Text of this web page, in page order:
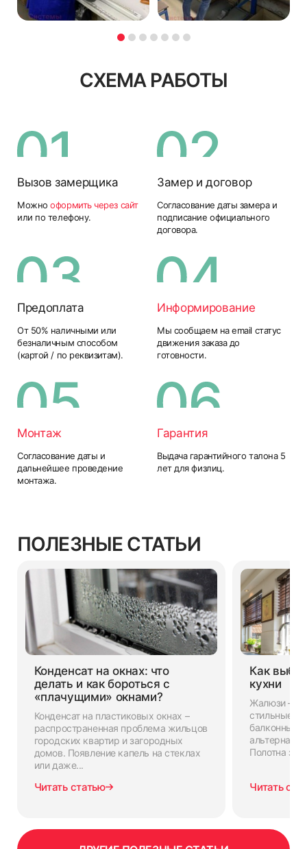
СХЕМА РАБОТЫ
Вызов замерщика
Можнооформить через сайт
или по телефону.
Замер и договор
Согласование даты замера и
подписание официального
договора.
Предоплата
От 50% наличными или
безналичным способом
(картой / по реквизитам).
Информирование
Мы сообщаем на email статус
движения заказа до
готовности.
Монтаж
Согласование даты и
дальнейшее проведение
монтажа.
Гарантия
Выдача гарантийного талона 5
лет для физлиц.
ПОЛЕЗНЫЕ СТАТЬИ
Конденсат на окнах: что
делать и как бороться с
«плачущими» окнами?
Конденсат на пластиковых окнах –
распространенная проблема жильцов
городских квартир и загородных
домов. Появление капель на стеклах
или даже...
Читать статью
Как
кухни
Жалюзи —
стильные
балконных
Полотна
Читать